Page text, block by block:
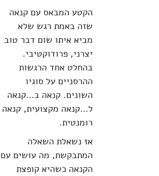
הקטע המבאס עם קנאה
שזה באמת רגש שלא
מביא איתו שום דבר טוב
יצרני, פרודוקטיבי.
בהחלט אחד הרגשות
ההרסניים על סוגיו
השונים. קנאה ב…קנאה
ל…קנאה מקצועית, קנאה
רומנטית.
אז נשאלת השאלה
המתבקשת, מה עושים עם
הקנאה כשהיא קופצת